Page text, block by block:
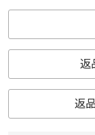
返
返